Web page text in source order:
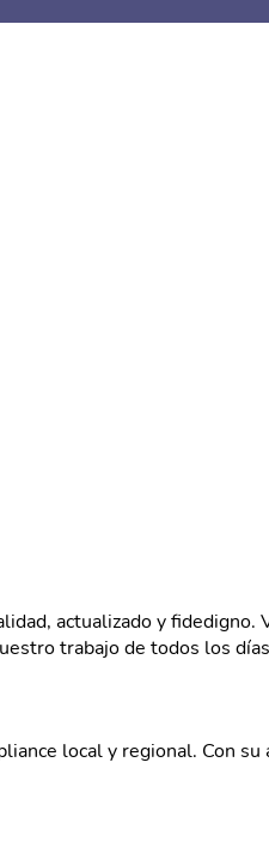
actualizado y
trabajo de todos los
local y regional. Con